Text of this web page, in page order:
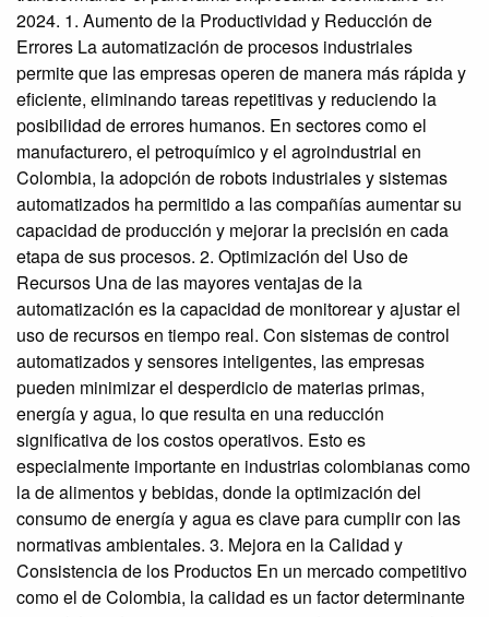
2024. 1. Aumento de la Productividad y Reducción de
Errores La automatización de procesos industriales
permite que las empresas operen de manera más rápida y
eficiente, eliminando tareas repetitivas y reduciendo la
posibilidad de errores humanos. En sectores como el
manufacturero, el petroquímico y el agroindustrial en
Colombia, la adopción de robots industriales y sistemas
automatizados ha permitido a las compañías aumentar su
capacidad de producción y mejorar la precisión en cada
etapa de sus procesos. 2. Optimización del Uso de
Recursos Una de las mayores ventajas de la
automatización es la capacidad de monitorear y ajustar el
uso de recursos en tiempo real. Con sistemas de control
automatizados y sensores inteligentes, las empresas
pueden minimizar el desperdicio de materias primas,
energía y agua, lo que resulta en una reducción
significativa de los costos operativos. Esto es
especialmente importante en industrias colombianas como
la de alimentos y bebidas, donde la optimización del
consumo de energía y agua es clave para cumplir con las
normativas ambientales. 3. Mejora en la Calidad y
Consistencia de los Productos En un mercado competitivo
como el de Colombia, la calidad es un factor determinante